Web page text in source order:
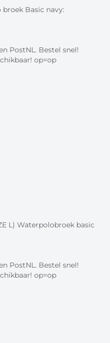
broek Basic navy:
PostNL. Bestel snel!
op=op
L) Waterpolobroek basic
PostNL. Bestel snel!
op=op